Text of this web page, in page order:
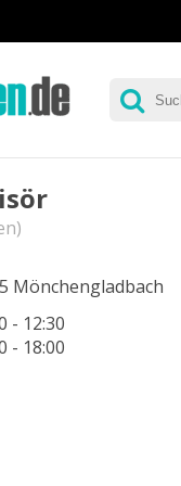
Mönchengladbach
- 12:30
- 18:00